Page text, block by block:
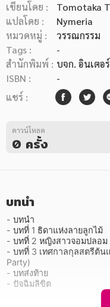
หมวดหมู่หนังสือ
หมวดหมู่ยอดนิยม
หนังสือออกใหม่ หนั
หมวดหมู่หนังสือ
อาหาร สุขภาพ การแพท
ศิลปะ บันเทิง กีฬา ท่อง
สังคม วัฒนธรรม การ
เขียนโดย :
Tomotaka
แปลโดย :
Nymeria
หมวดหมู่ :
วรรณกรรม
Tags :
-
สำนักพิมพ์ : บจก. อินเต
ISBN :
-
แชร์ :
ดาวน์โหลด
0 ครั้ง
บทนำ
- บทนำ
- บทที่ 1 ธิดาแห่งลายลูกไม้
- บทที่ 2 หญิงสาวจอมปลอม
- บทที่ 3 เทศกาลกุลสตรีต้น
Party)
- บทส่งท้าย
- ปัจฉิมลิขิต